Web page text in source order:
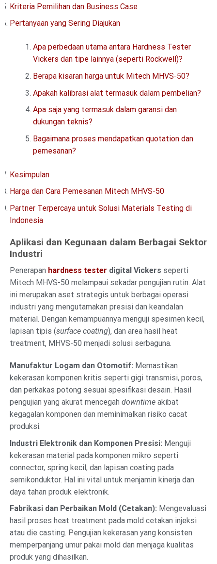
Kriteria Pemilihan dan Business Case
Pertanyaan yang Sering Diajukan
Apa perbedaan utama antara Hardness Tester
Vickers dan tipe lainnya (seperti Rockwell)?
Berapa kisaran harga untuk Mitech MHVS-50?
Apakah kalibrasi alat termasuk dalam pembelian?
Apa saja yang termasuk dalam garansi dan
dukungan teknis?
Bagaimana proses mendapatkan quotation dan
pemesanan?
Kesimpulan
Harga dan Cara Pemesanan Mitech MHVS-50
Partner Terpercaya untuk Solusi Materials Testing di
Indonesia
Aplikasi dan Kegunaan dalam Berbagai Sektor
Industri
Penerapan hardness tester digital Vickers seperti
Mitech MHVS-50 melampaui sekadar pengujian rutin. Alat
ini merupakan aset strategis untuk berbagai operasi
industri yang mengutamakan presisi dan keandalan
material. Dengan kemampuannya menguji spesimen kecil,
lapisan tipis (surface coating), dan area hasil heat
treatment, MHVS-50 menjadi solusi serbaguna.
Manufaktur Logam dan Otomotif: Memastikan
kekerasan komponen kritis seperti gigi transmisi, poros,
dan perkakas potong sesuai spesifikasi desain. Hasil
pengujian yang akurat mencegah downtime akibat
kegagalan komponen dan meminimalkan risiko cacat
produksi.
Industri Elektronik dan Komponen Presisi: Menguji
kekerasan material pada komponen mikro seperti
connector, spring kecil, dan lapisan coating pada
semikonduktor. Hal ini vital untuk menjamin kinerja dan
daya tahan produk elektronik.
Fabrikasi dan Perbaikan Mold (Cetakan): Mengevaluasi
hasil proses heat treatment pada mold cetakan injeksi
atau die casting. Pengujian kekerasan yang konsisten
memperpanjang umur pakai mold dan menjaga kualitas
produk yang dihasilkan.